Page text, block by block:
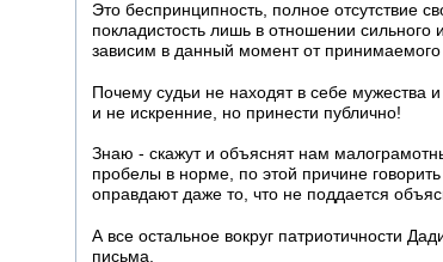
Это беспринципность, полное отсутствие
покладистость лишь в отношении
зависим в данный момент от
Почему судьи не находят в себе мужества
и не искренние, но принести публично!
Знаю - скажут и объяснят нам
пробелы в норме, по этой причине
оправдают даже то, что не поддается
А все остальное вокруг патриотичности
письма.